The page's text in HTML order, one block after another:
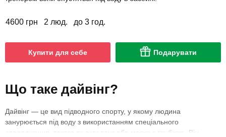
4600 грн 2 люд. до 3 год.
Купити для себе Подарувати
Що таке дайвінг?
Дайвінг — це вид підводного спорту, у якому людина
занурюється під воду з використанням спеціального
спорядження, такого як акваланг або маска з трубкою. Він